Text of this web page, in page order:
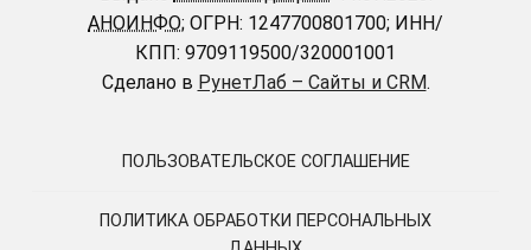
АНОИНФО; ОГРН: 1247700801700; ИНН/
КПП: 9709119500/320001001
Сделано в РунетЛаб – Сайты и CRM.
ПОЛЬЗОВАТЕЛЬСКОЕ СОГЛАШЕНИЕ
ПОЛИТИКА ОБРАБОТКИ ПЕРСОНАЛЬНЫХ